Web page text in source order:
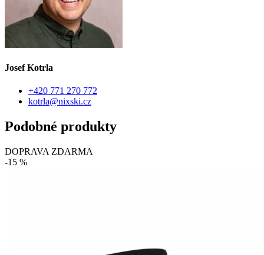
Josef Kotrla
+420 771 270 772
kotrla@nixski.cz
Podobné produkty
DOPRAVA ZDARMA
-15 %